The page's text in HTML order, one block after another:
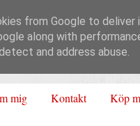
mig Kontakt Köp
from Google to
along with
and address abuse.